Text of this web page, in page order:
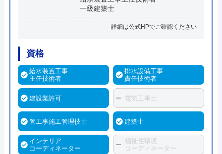
一級建築士
詳細は公式HPでご確認ください
資格
給水装置工事
主任技術者
排水設備工事
責任技術者
建設業許可 電気工事士
管工事施工管理技士 建築士
インテリア
コーディネーター
福祉住環境
コーディネーター